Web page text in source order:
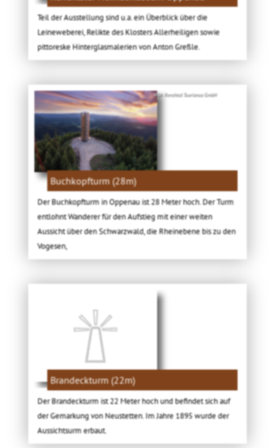
Teil der Ausstellung sind u.a. ein Überblick über die
Leineweberei, Relikte des Klosters Allerheiligen sowie
pittoreske Hinterglasmalerien von Anton Greßle.
Bild: Renchtal Tourismus GmbH
Buchkopfturm (28m)
Der Buchkopfturm in Oppenau ist 28 Meter hoch. Der Turm
entlohnt Wanderer für den Aufstieg mit einer weiten
Aussicht über den Schwarzwald, die Rheinebene bis zu den
Vogesen,
Brandeckturm (22m)
Der Brandeckturm ist 22 Meter hoch und befindet sich auf
der Gemarkung von Neustetten. Im Jahre 1895 wurde der
Aussichtsurm erbaut.